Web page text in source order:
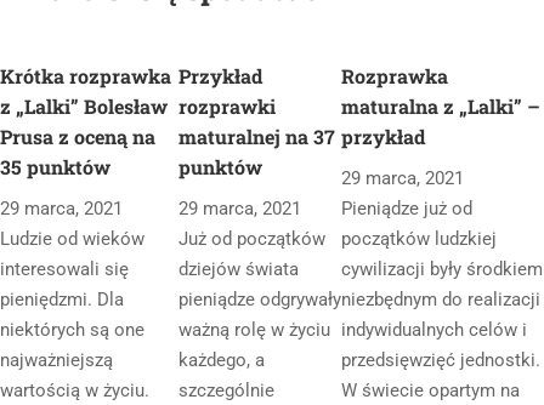
Krótka rozprawka
z „Lalki” Bolesław
Prusa z oceną na
35 punktów
29 marca, 2021
Ludzie od wieków
interesowali się
pieniędzmi. Dla
niektórych są one
najważniejszą
wartością w życiu.
Przykład
rozprawki
maturalnej na 37
punktów
29 marca, 2021
Już od początków
dziejów świata
pieniądze odgrywały
ważną rolę w życiu
każdego, a
szczególnie
Rozprawka
maturalna z „Lalki” –
przykład
29 marca, 2021
Pieniądze już od
początków ludzkiej
cywilizacji były środkiem
niezbędnym do realizacji
indywidualnych celów i
przedsięwzięć jednostki.
W świecie opartym na